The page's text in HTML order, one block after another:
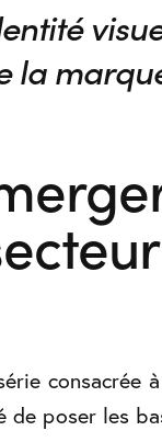
la
consacrée
de poser les